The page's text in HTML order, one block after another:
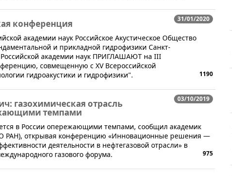
31/01/2020
конференция
академии наук Российское Акустическое Общество
и прикладной гидрофизики Санкт-
Российской академии наук ПРИГЛАШАЮТ на III
совмещенную с XV Всероссийской
гидроакустики и гидрофизики".
1190
03/10/2019
газохимическая отрасль
темпами
в России опережающими темпами, сообщил академик
РАН), открывая конференцию «Инновационные решения —
деятельности в нефтегазовой отрасли» в
газового форума.
975